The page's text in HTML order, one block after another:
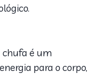
chufa é um
para o corpo,